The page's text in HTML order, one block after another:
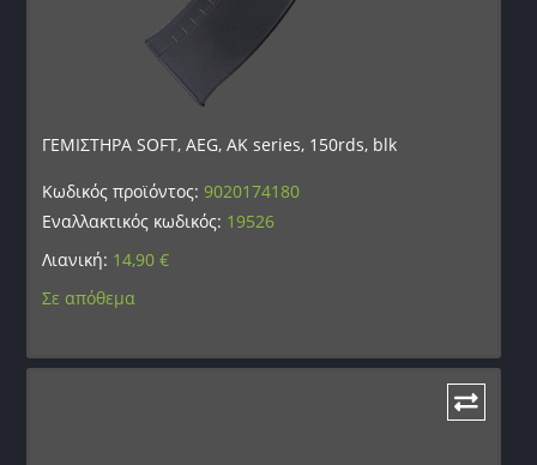
ΓΕΜΙΣΤΗΡΑ SOFT, AEG, AK series, 150rds, blk
Κωδικός προϊόντος:9020174180
Εναλλακτικός κωδικός: 19526
Λιανική: 14,90€
Σε απόθεμα